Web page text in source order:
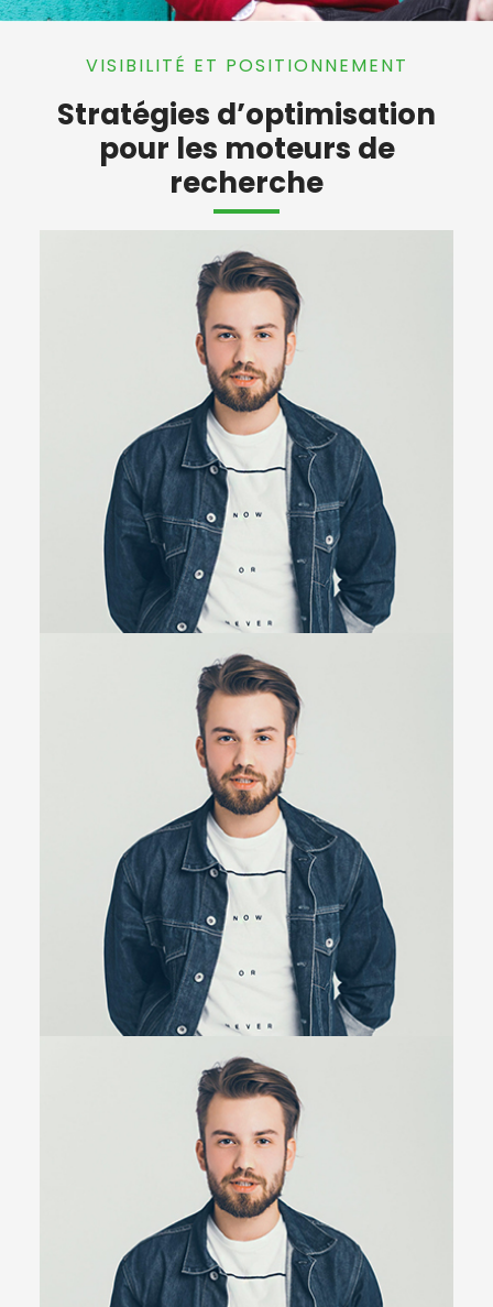
VISIBILITÉ ET POSITIONNEMENT
Stratégies d’optimisation
pour les moteurs de
recherche